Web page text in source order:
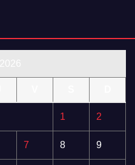
1 2
7 8 9